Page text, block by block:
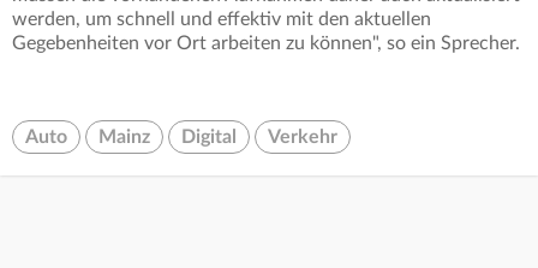
werden, um schnell und effektiv mit den aktuellen
Gegebenheiten vor Ort arbeiten zu können", so ein Sprecher.
Auto Mainz Digital Verkehr